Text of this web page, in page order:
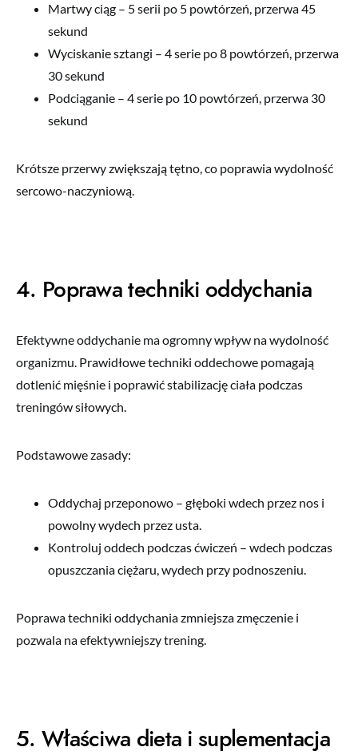
Martwy ciąg – 5 serii po 5 powtórzeń, przerwa 45
sekund
Wyciskanie sztangi – 4 serie po 8 powtórzeń, przerwa
30 sekund
Podciąganie – 4 serie po 10 powtórzeń, przerwa 30
sekund
Krótsze przerwy zwiększają tętno, co poprawia wydolność
sercowo-naczyniową.
4. Poprawa techniki oddychania
Efektywne oddychanie ma ogromny wpływ na wydolność
organizmu. Prawidłowe techniki oddechowe pomagają
dotlenić mięśnie i poprawić stabilizację ciała podczas
treningów siłowych.
Podstawowe zasady:
Oddychaj przeponowo – głęboki wdech przez nos i
powolny wydech przez usta.
Kontroluj oddech podczas ćwiczeń – wdech podczas
opuszczania ciężaru, wydech przy podnoszeniu.
Poprawa techniki oddychania zmniejsza zmęczenie i
pozwala na efektywniejszy trening.
5. Właściwa dieta i suplementacja